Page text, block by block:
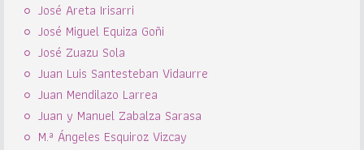
José Areta Irisarri
José Miguel Equiza Goñi
José Zuazu Sola
Juan Luis Santesteban Vidaurre
Juan Mendilazo Larrea
Juan y Manuel Zabalza Sarasa
M.ª Ángeles Esquiroz Vizcay